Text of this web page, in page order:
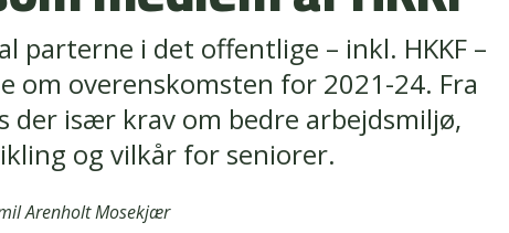
parterne i det offentlige – inkl. HKKF –
om overenskomsten for 2021-24. Fra
der især krav om bedre arbejdsmiljø,
og vilkår for seniorer.
Arenholt Mosekjær